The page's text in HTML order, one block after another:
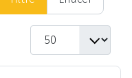
Afficher #